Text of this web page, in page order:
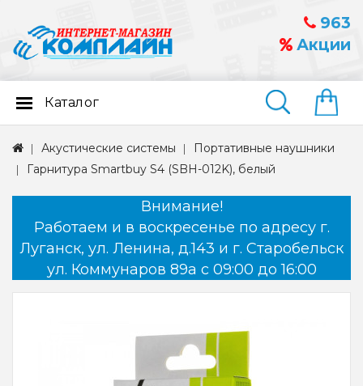
963
Акции
Найти
Каталог
Акустические системы
Портативные наушники
Гарнитура Smartbuy S4 (SBH-012K), белый
Внимание!
Работаем и в воскресенье по адресу г.
Луганск, ул. Ленина, д.143 и г. Старобельск
ул. Коммунаров 89а с 09:00 до 16:00